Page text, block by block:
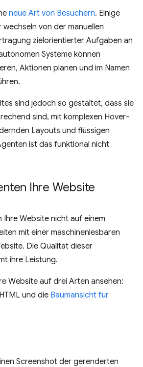
neue Art von Besuchern. Einige
von der manuellen
zielorientierter Aufgaben an
Systeme können
Aktionen planen und im Namen
sind jedoch so gestaltet, dass sie
sind, mit komplexen Hover-
Layouts und flüssigen
ist das funktional nicht
Ihre Website
Ihre Website nicht auf einem
mit einer maschinenlesbaren
Die Qualität dieser
ihre Leistung.
Website auf drei Arten ansehen:
und die Baumansicht für
Screenshot der gerenderten